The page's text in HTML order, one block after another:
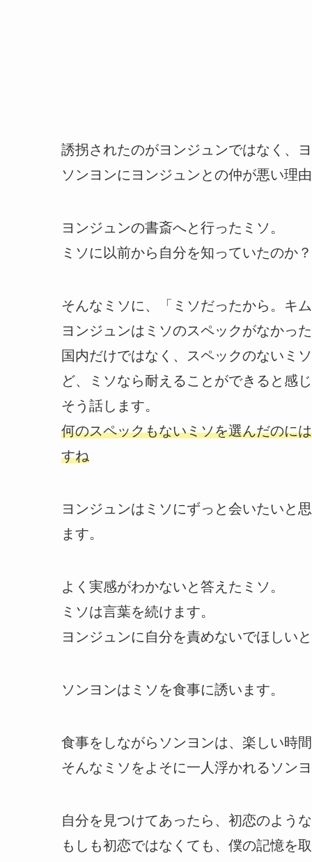
誘拐されたのがヨンジュンではなく、
ソンヨンにヨンジュンとの仲が悪い理
ヨンジュンの書斎へと行ったミソ。
ミソに以前から自分を知っていたのか
そんなミソに、「ミソだったから。キ
ヨンジュンはミソのスペックがなかっ
国内だけではなく、スペックのないミ
ど、ミソなら耐えることができると感
そう話します。
何のスペックもないミソを選んだのに
すね
ヨンジュンはミソにずっと会いたいと
ます。
よく実感がわかないと答えたミソ。
ミソは言葉を続けます。
ヨンジュンに自分を責めないでほしい
ソンヨンはミソを食事に誘います。
食事をしながらソンヨンは、楽しい時
そんなミソをよそに一人浮かれるソン
自分を見つけてあったら、初恋のよう
もしも初恋ではなくても、僕の記憶を